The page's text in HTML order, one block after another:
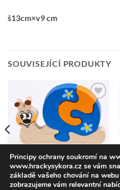
š13cm×v9 cm
SOUVISEJÍCÍ PRODUKTY
Přidat k
oblíbeným
HRAČKY
Šneček modrý-rozkládací
45,45Kčbez DPH
Principy ochrany soukromí na
www.hrackysykora.cz se vám
základě vašeho chování na
zobrazujeme vám relevantní